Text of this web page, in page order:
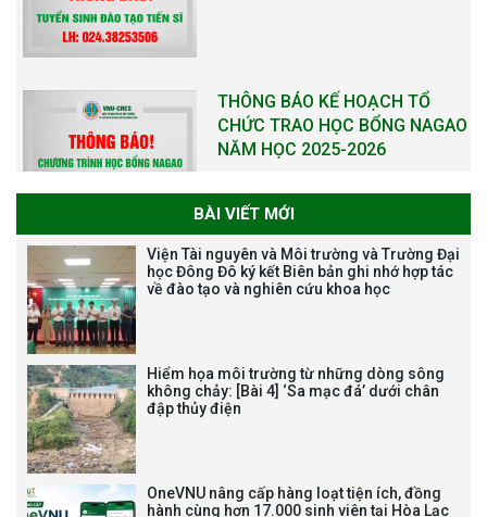
THÔNG BÁO KẾ HOẠCH TỔ
CHỨC TRAO HỌC BỔNG NAGAO
NĂM HỌC 2025-2026
NĂM XÂY DỰNG VÀ PHÁT TRIỂN
VIỆN (1985-2025) VÀ ĐÓN
vị trí việc làm chức danh nghề
nghiệp chuyên môn dùng
BÀI VIẾT MỚI
Viện Tài nguyên và Môi trường và Trường Đại
học Đông Đô ký kết Biên bản ghi nhớ hợp tác
về đào tạo và nghiên cứu khoa học
Hiểm họa môi trường từ những dòng sông
không chảy: [Bài 4] ‘Sa mạc đá’ dưới chân
đập thủy điện
OneVNU nâng cấp hàng loạt tiện ích, đồng
hành cùng hơn 17.000 sinh viên tại Hòa Lạc